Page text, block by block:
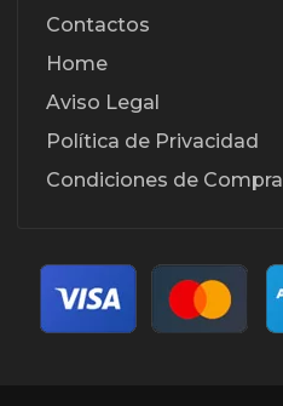
Contactos
Home
Aviso Legal
Política de Privacidad
Condiciones de Compra